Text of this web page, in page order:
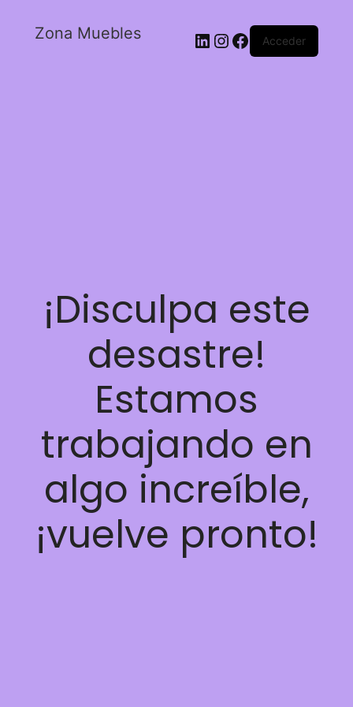
Zona Muebles Acceder
¡Disculpa este
desastre!
Estamos
trabajando en
algo increíble,
¡vuelve pronto!